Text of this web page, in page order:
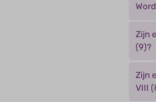
Zijn
(9)?
Zijn
VIII